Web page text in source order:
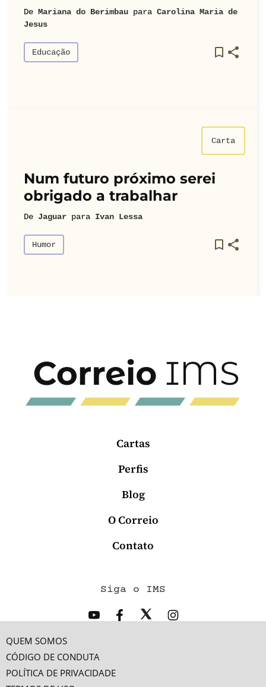
De Mariana do Berimbau para Carolina Maria de
Jesus
Educação
Carta
Num futuro próximo serei
obrigado a trabalhar
De Jaguar para Ivan Lessa
Humor
Cartas
Perfis
Blog
O Correio
Contato
Siga o IMS
QUEM SOMOS
CÓDIGO DE CONDUTA
POLÍTICA DE PRIVACIDADE